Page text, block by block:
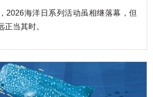
2026海洋日系列活动虽相继落幕，但
正当其时。